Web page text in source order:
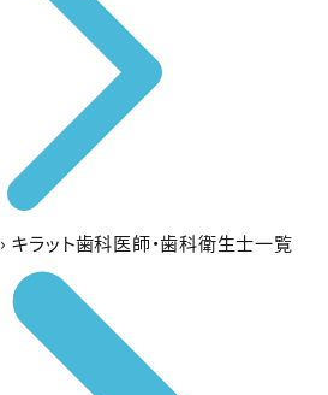
› キラット歯科医師・歯科衛生士一覧